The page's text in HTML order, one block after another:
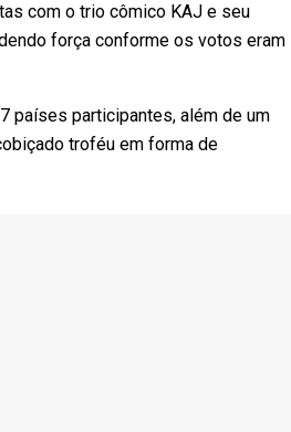
com o trio cômico KAJ e seu
força conforme os votos eram
países participantes, além de um
troféu em forma de